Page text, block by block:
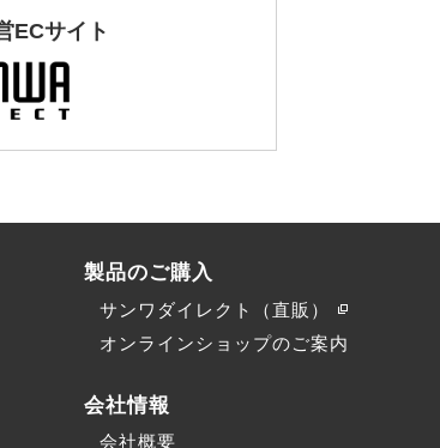
ECサイト
製品のご購入
サンワダイレクト（直販）
オンラインショップのご案内
会社情報
会社概要